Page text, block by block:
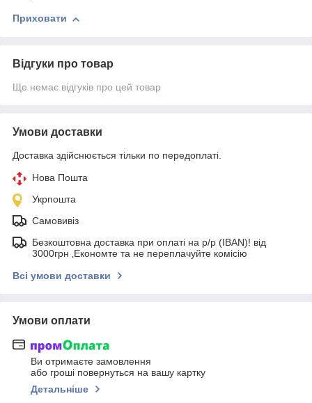
Приховати
Відгуки про товар
Ще немає відгуків про цей товар
Умови доставки
Доставка здійснюється тільки по передоплаті.
Нова Пошта
Укрпошта
Самовивіз
Безкоштовна доставка при оплаті на р/р (IBAN)! від
3000грн ‚Економте та не переплачуйте комісію
Всі умови доставки
Умови оплати
Ви отримаєте замовлення
або гроші повернуться на вашу картку
Детальніше